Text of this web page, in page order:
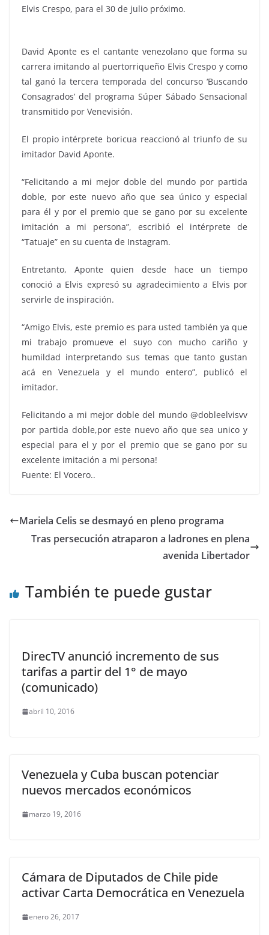
Elvis Crespo, para el 30 de julio próximo.
David Aponte es el cantante venezolano que forma su
carrera imitando al puertorriqueño Elvis Crespo y como
tal ganó la tercera temporada del concurso ‘Buscando
Consagrados’ del programa Súper Sábado Sensacional
transmitido por Venevisión.
El propio intérprete boricua reaccionó al triunfo de su
imitador David Aponte.
“Felicitando a mi mejor doble del mundo por partida
doble, por este nuevo año que sea único y especial
para él y por el premio que se gano por su excelente
imitación a mi persona”, escribió el intérprete de
“Tatuaje” en su cuenta de Instagram.
Entretanto, Aponte quien desde hace un tiempo
conoció a Elvis expresó su agradecimiento a Elvis por
servirle de inspiración.
“Amigo Elvis, este premio es para usted también ya que
mi trabajo promueve el suyo con mucho cariño y
humildad interpretando sus temas que tanto gustan
acá en Venezuela y el mundo entero”, publicó el
imitador.
Felicitando a mi mejor doble del mundo @dobleelvisvv
por partida doble,por este nuevo año que sea unico y
especial para el y por el premio que se gano por su
excelente imitación a mi persona!
Fuente: El Vocero..
Mariela Celis se desmayó en pleno programa
Tras persecución atraparon a ladrones en plena
avenida Libertador
También te puede gustar
DirecTV anunció incremento de sus
tarifas a partir del 1° de mayo
(comunicado)
abril 10, 2016
Venezuela y Cuba buscan potenciar
nuevos mercados económicos
marzo 19, 2016
Cámara de Diputados de Chile pide
activar Carta Democrática en Venezuela
enero 26, 2017